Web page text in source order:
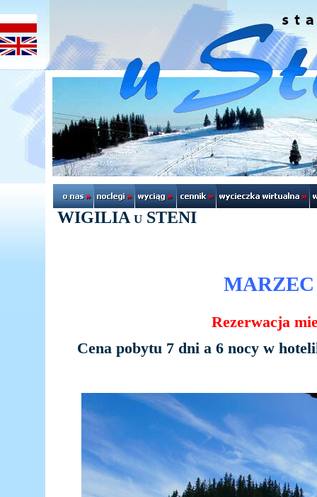
WIGILIA u STENI
Rezerwacja
Cena pobytu 7 dni a 6 nocy w